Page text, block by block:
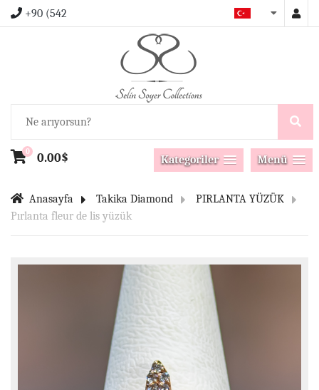
+90 (542
0 0.00$ Menü
Kategoriler
Anasayfa Takika Diamond
PIRLANTA YÜZÜK
Pırlanta fleur de lis yüzük